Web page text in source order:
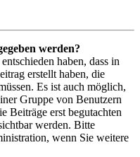
werden?
haben, dass in
erstellt haben, die
Es ist auch möglich,
Gruppe von Benutzern
Beiträge erst begutachten
werden. Bitte
wenn Sie weitere